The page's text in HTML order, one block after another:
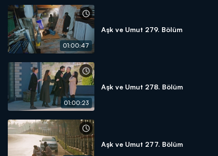
01:00:47
Aşk ve Umut 279. Bölüm
01:00:23
Aşk ve Umut 278. Bölüm
Aşk ve Umut 277. Bölüm